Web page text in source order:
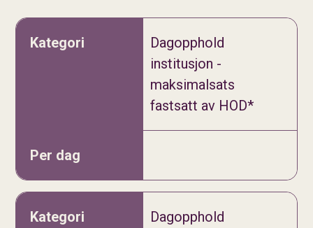
Dagopphold
institusjon -
maksimalsats
fastsatt av HOD*
Dagopphold